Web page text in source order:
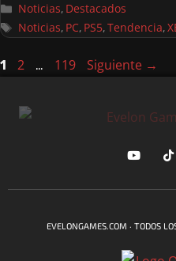
Noticias, Destacados
Noticias, PC, PS5,Tendencia,
1 2 … 119 Siguiente →
EVELONGAMES.COM · TODOS